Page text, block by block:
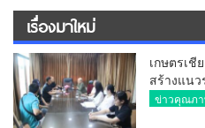
เรื่องมาใหม่
เกษตรเชี
สร้างแน
เกษตรก
ข่าวคุณภ